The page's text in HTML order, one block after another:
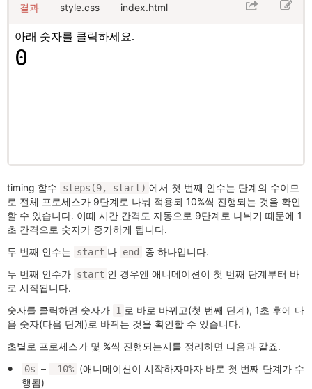
결과 style.css index.html
timing 함수 steps(9, start) 에서 첫 번째 인수는 단계의 수이므
로 전체 프로세스가 9단계로 나눠 적용되 10%씩 진행되는 것을 확인
할 수 있습니다. 이때 시간 간격도 자동으로 9단계로 나뉘기 때문에 1
초 간격으로 숫자가 증가하게 됩니다.
두 번째 인수는
start 나 end
중 하나입니다.
두 번째 인수가 start 인 경우엔 애니메이션이 첫 번째 단계부터 바
로 시작됩니다.
숫자를 클릭하면 숫자가 1 로 바로 바뀌고(첫 번째 단계), 1초 후에 다
음 숫자(다음 단계)로 바뀌는 것을 확인할 수 있습니다.
초별로 프로세스가 몇 %씩 진행되는지를 정리하면 다음과 같죠.
0s – -10% (애니메이션이 시작하자마자 바로 첫 번째 단계가 수
행됨)